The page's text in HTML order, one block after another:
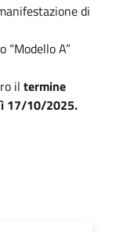
di
“Modello A”
il termine
17/10/2025.